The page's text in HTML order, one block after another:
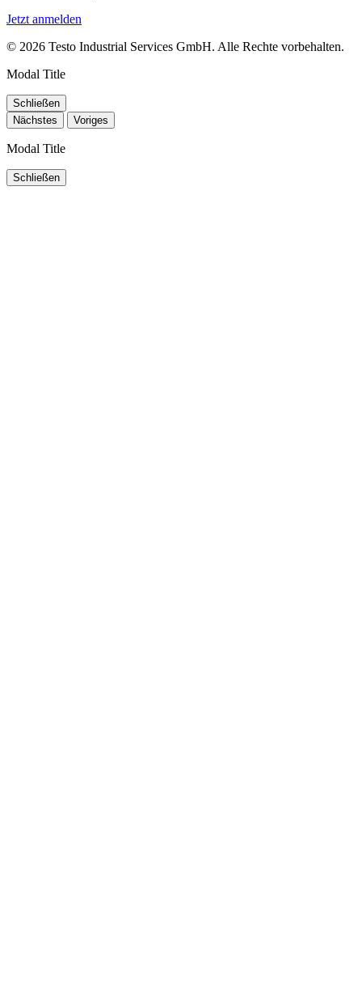
Jetzt anmelden
© 2026 Testo Industrial Services GmbH. Alle Rechte vorbehalten.
Modal Title
Schließen
Nächstes
Voriges
Modal Title
Schließen